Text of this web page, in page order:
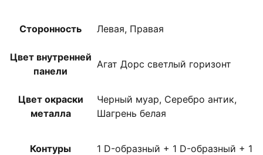
Сторонность Левая, Правая
Цвет внутренней
панели
Агат Дорс светлый горизонт
Цвет окраски
металла
Черный муар, Серебро антик,
Шагрень белая
Контуры
1 D-образный + 1 D-образный + 1